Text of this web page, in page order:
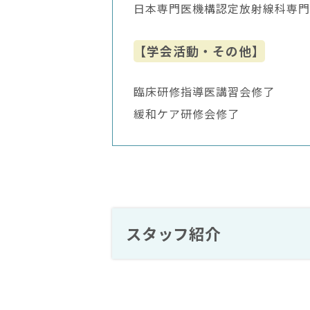
日本専門医機構認定放射線科専
【学会活動・その他】
臨床研修指導医講習会修了
緩和ケア研修会修了
スタッフ紹介